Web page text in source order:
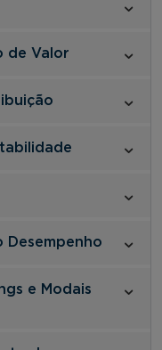
de Valor
Desempenho
e Modais